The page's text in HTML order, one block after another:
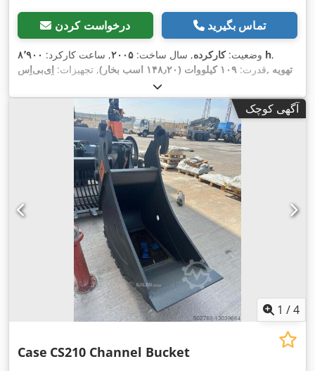
درخواست کردن تماس بگیرید
وضعیت:کارکرده, سال ساخت: ۲۰۰۵, ساعت کارکرد: ۸٬۹۰۰ h,
قدرت: ۱۰۹ کیلووات (۱۴۸٫۲۰ اسب بخار) , تجهیزات: اِی‌بی‌اِس‎, تهویه
آگهی کوچک
1 /4
Case CS210 Channel Bucket